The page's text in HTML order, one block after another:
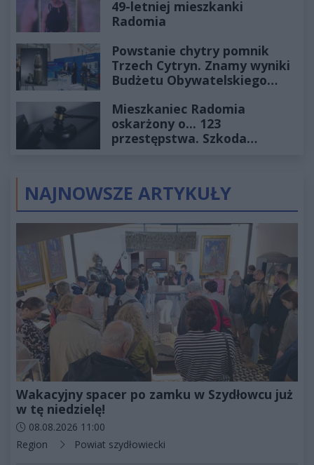
49-letniej mieszkanki
Radomia
Powstanie chytry pomnik
Trzech Cytryn. Znamy wyniki
Budżetu Obywatelskiego
Mieszkaniec Radomia
oskarżony o... 123
przestępstwa. Szkoda
NAJNOWSZE ARTYKUŁY
Wakacyjny spacer po zamku w Szydłowcu już
w tę niedzielę!
Data dodania artykułu:
08.08.2026 11:00
Kategorie artykułu:
Region Powiat szydłowiecki